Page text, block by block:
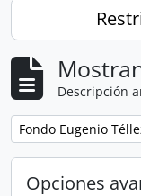
Descripción
Remove filter:
Fondo Eugenio
Opciones